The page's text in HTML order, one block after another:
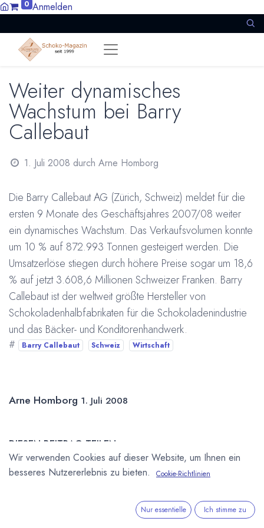
0 Anmelden
Weiter dynamisches
Wachstum bei Barry
Callebaut
1. Juli 2008 durch Arne Homborg
Die Barry Callebaut AG (Zürich, Schweiz) meldet für die
ersten 9 Monate des Geschäftsjahres 2007/08 weiter
ein dynamisches Wachstum. Das Verkaufsvolumen konnte
um 10 % auf 872.993 Tonnen gesteigert werden. Die
Umsatzerlöse stiegen durch höhere Preise sogar um 18,6
% auf jetzt 3.608,6 Millionen Schweizer Franken. Barry
Callebaut ist der weltweit größte Hersteller von
Schokoladenhalbfabrikaten für die Schokoladenindustrie
und das Bäcker- und Konditorenhandwerk.
# Barry Callebaut Schweiz Wirtschaft
Arne Homborg 1. Juli 2008
DIESEN BEITRAG TEILEN
Wir verwenden Cookies auf dieser Website, um Ihnen ein
besseres Nutzererlebnis zu bieten.
Cookie-Richtlinien
Nur essentielle Ich stimme zu